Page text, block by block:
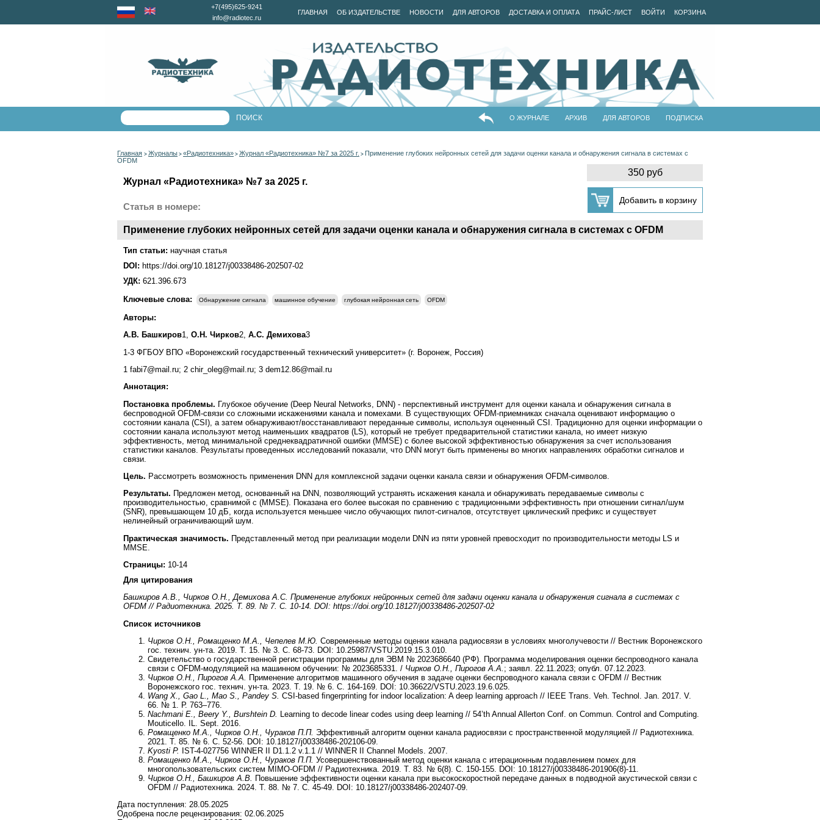
ГЛАВНАЯ ОБ ИЗДАТЕЛЬСТВЕ НОВОСТИ ДЛЯ АВТОРОВ ДОСТАВКА И ОПЛАТА ПРАЙС-ЛИСТ ВОЙТИ КОРЗИНА
+7(495)625-9241
info@radiotec.ru
О ЖУРНАЛЕ АРХИВ ДЛЯ АВТОРОВ ПОДПИСКА
Главная > Журналы > «Радиотехника» > Журнал «Радиотехника» №7 за 2025 г. > Применение глубоких нейронных сетей для задачи оценки канала и обнаружения сигнала в системах с
OFDM
350 руб
Журнал «Радиотехника» №7 за 2025 г.
Статья в номере:
Применение глубоких нейронных сетей для задачи оценки канала и обнаружения сигнала в системах с OFDM
Тип статьи: научная статья
DOI: https://doi.org/10.18127/j00338486-202507-02
УДК: 621.396.673
Ключевые слова:
Обнаружение сигнала машинное обучение глубокая нейронная сеть OFDM
Авторы:
А.В. Башкиров1, О.Н. Чирков2, А.С. Демихова3
1-3 ФГБОУ ВПО «Воронежский государственный технический университет» (г. Воронеж, Россия)
1 fabi7@mail.ru; 2 chir_oleg@mail.ru; 3 dem12.86@mail.ru
Аннотация:
Постановка проблемы. Глубокое обучение (Deep Neural Networks, DNN) - перспективный инструмент для оценки канала и обнаружения сигнала в
беспроводной OFDM-связи со сложными искажениями канала и помехами. В существующих OFDM-приемниках сначала оценивают информацию о
состоянии канала (CSI), а затем обнаруживают/восстанавливают переданные символы, используя оцененный CSI. Традиционно для оценки информации о
состоянии канала используют метод наименьших квадратов (LS), который не требует предварительной статистики канала, но имеет низкую
эффективность, метод минимальной среднеквадратичной ошибки (MMSE) с более высокой эффективностью обнаружения за счет использования
статистики каналов. Результаты проведенных исследований показали, что DNN могут быть применены во многих направлениях обработки сигналов и
связи.
Цель. Рассмотреть возможность применения DNN для комплексной задачи оценки канала связи и обнаружения OFDM-символов.
Результаты. Предложен метод, основанный на DNN, позволяющий устранять искажения канала и обнаруживать передаваемые символы с
производительностью, сравнимой с (MMSE). Показана его более высокая по сравнению с традиционными эффективность при отношении сигнал/шум
(SNR), превышающем 10 дБ, когда используется меньшее число обучающих пилот-сигналов, отсутствует циклический префикс и существует
нелинейный ограничивающий шум.
Практическая значимость. Представленный метод при реализации модели DNN из пяти уровней превосходит по производительности методы LS и
MMSE.
Страницы: 10-14
Для цитирования
Башкиров А.В., Чирков О.Н., Демихова А.С. Применение глубоких нейронных сетей для задачи оценки канала и обнаружения сигнала в системах с
OFDM // Радиотехника. 2025. Т. 89. № 7. С. 10-14. DOI: https://doi.org/10.18127/j00338486-202507-02
Список источников
Чирков О.Н., Ромащенко М.А., Чепелев М.Ю. Современные методы оценки канала радиосвязи в условиях многолучевости // Вестник Воронежского
гос. технич. ун-та. 2019. Т. 15. № 3. С. 68-73. DOI: 10.25987/VSTU.2019.15.3.010.
Свидетельство о государственной регистрации программы для ЭВМ № 2023686640 (РФ). Программа моделирования оценки беспроводного канала
связи с OFDM-модуляцией на машинном обучении: № 2023685331. / Чирков О.Н., Пирогов А.А. ; заявл. 22.11.2023; опубл. 07.12.2023.
Чирков О.Н., Пирогов А.А.
Применение алгоритмов машинного обучения в задаче оценки беспроводного канала связи с OFDM // Вестник
Воронежского гос. технич. ун-та. 2023. Т. 19. № 6. С. 164-169. DOI: 10.36622/VSTU.2023.19.6.025.
Wang X., Gao L., Mao S., Pandey S. CSI-based ﬁngerprinting for indoor localization: A deep learning approach // IEEE Trans. Veh. Technol. Jan. 2017. V.
66. № 1. Р. 763–776.
Nachmani E., Beery Y., Burshtein D.
Learning to decode linear codes using deep learning // 54’th Annual Allerton Conf. on Commun. Control and Computing.
Mouticello. IL. Sept. 2016.
Ромащенко М.А., Чирков О.Н., Чураков П.П. Эффективный алгоритм оценки канала радиосвязи с пространственной модуляцией // Радиотехника.
2021. Т. 85. № 6. С. 52-56. DOI: 10.18127/j00338486-202106-09.
Kyosti P.
IST-4-027756 WINNER II D1.1.2 v.1.1 // WINNER II Channel Models. 2007.
Ромащенко М.А., Чирков О.Н., Чураков П.П. Усовершенствованный метод оценки канала с итерационным подавлением помех для
многопользовательских систем MIMO-OFDM // Радиотехника. 2019. Т. 83. № 6(8). С. 150-155. DOI: 10.18127/j00338486-201906(8)-11.
Чирков О.Н., Башкиров А.В.
Повышение эффективности оценки канала при высокоскоростной передаче данных в подводной акустической связи с
OFDM // Радиотехника. 2024. Т. 88. № 7. С. 45-49. DOI: 10.18127/j00338486-202407-09.
Дата поступления: 28.05.2025
Одобрена после рецензирования: 02.06.2025